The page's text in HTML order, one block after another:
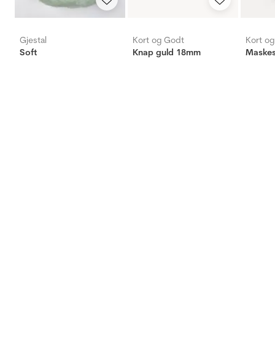
Gjestal
Soft
Kort og Godt
Knap guld 18mm
Kort